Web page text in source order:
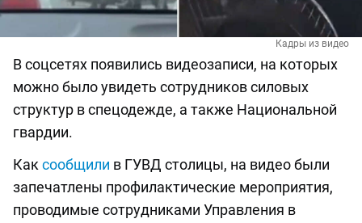
Кадры из видео
В соцсетях появились видеозаписи, на которых
можно было увидеть сотрудников силовых
структур в спецодежде, а также Национальной
гвардии.
Каксообщили в ГУВД столицы, на видео были
запечатлены профилактические мероприятия,
проводимые сотрудниками Управления в